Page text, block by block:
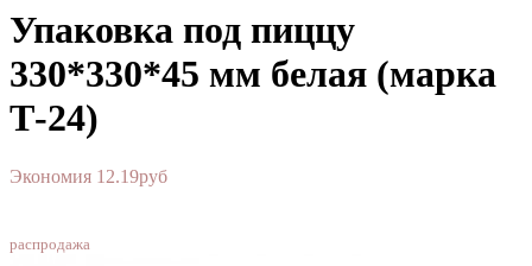
Упаковка под пиццу
330*330*45 мм белая (марка
Т-24)
Экономия 12.19руб
распродажа